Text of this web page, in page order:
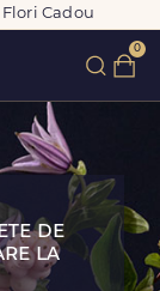
Cadou
0
de
la